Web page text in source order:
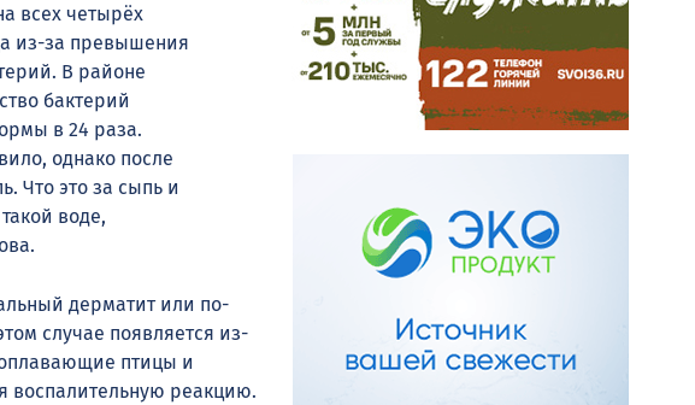
всех четырёх
из-за превышения
В районе
бактерий
в 24 раза.
однако после
Что это за сыпь и
воде,
дерматит или по-
случае появляется из-
птицы и
воспалительную реакцию.